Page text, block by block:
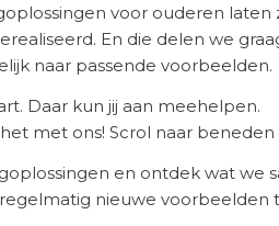
voor ouderen laten
En die delen we
naar passende voorbeelden.
Daar kun jij aan meehelpen.
met ons! Scrol naar
en ontdek wat we
nieuwe voorbeelden